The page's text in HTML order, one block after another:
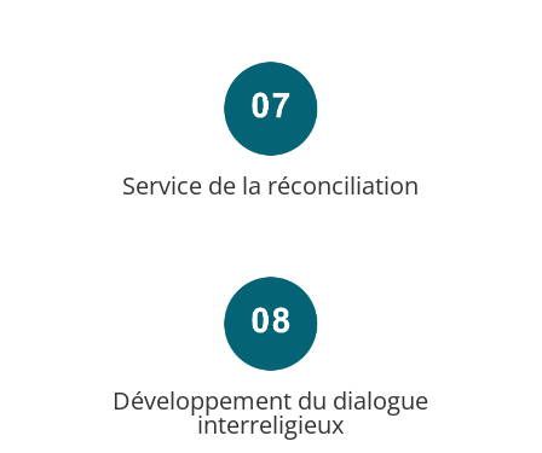
Service de la réconciliation
Développement du dialogue
interreligieux